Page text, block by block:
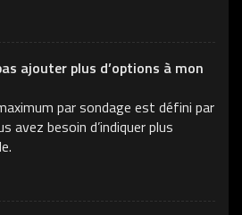
ajouter plus d’options à mon
par sondage est défini par
avez besoin d’indiquer plus